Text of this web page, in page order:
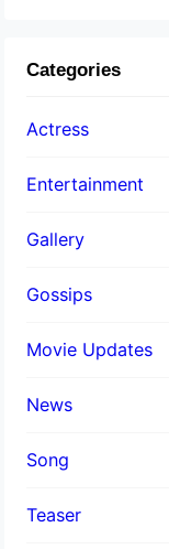
Categories
Actress
Entertainment
Gallery
Gossips
Movie Updates
News
Song
Teaser